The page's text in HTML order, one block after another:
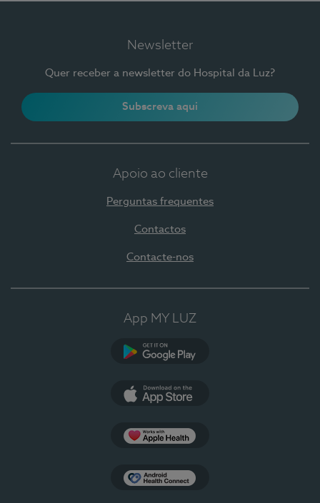
Newsletter
Quer receber a newsletter do Hospital da Luz?
Subscreva aqui
Apoio ao cliente
Perguntas frequentes
Contactos
Contacte-nos
App MY LUZ